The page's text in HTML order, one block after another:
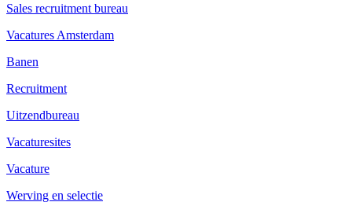
Sales recruitment bureau
Vacatures Amsterdam
Banen
Recruitment
Uitzendbureau
Vacaturesites
Vacature
Werving en selectie